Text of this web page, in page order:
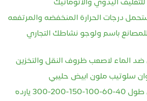
اليدوي والاتوماتيك
درجات الحرارة المنخفضه والمرتفعه
باسم ولوجو نشاطك التجاري
ضد الماء لاصعب ظروف النقل والتخزين
سلوتيب ملون ابيض حليبي
300 يارده